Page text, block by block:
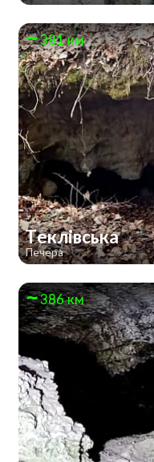
381 км
Теклівська
Печера
386 км